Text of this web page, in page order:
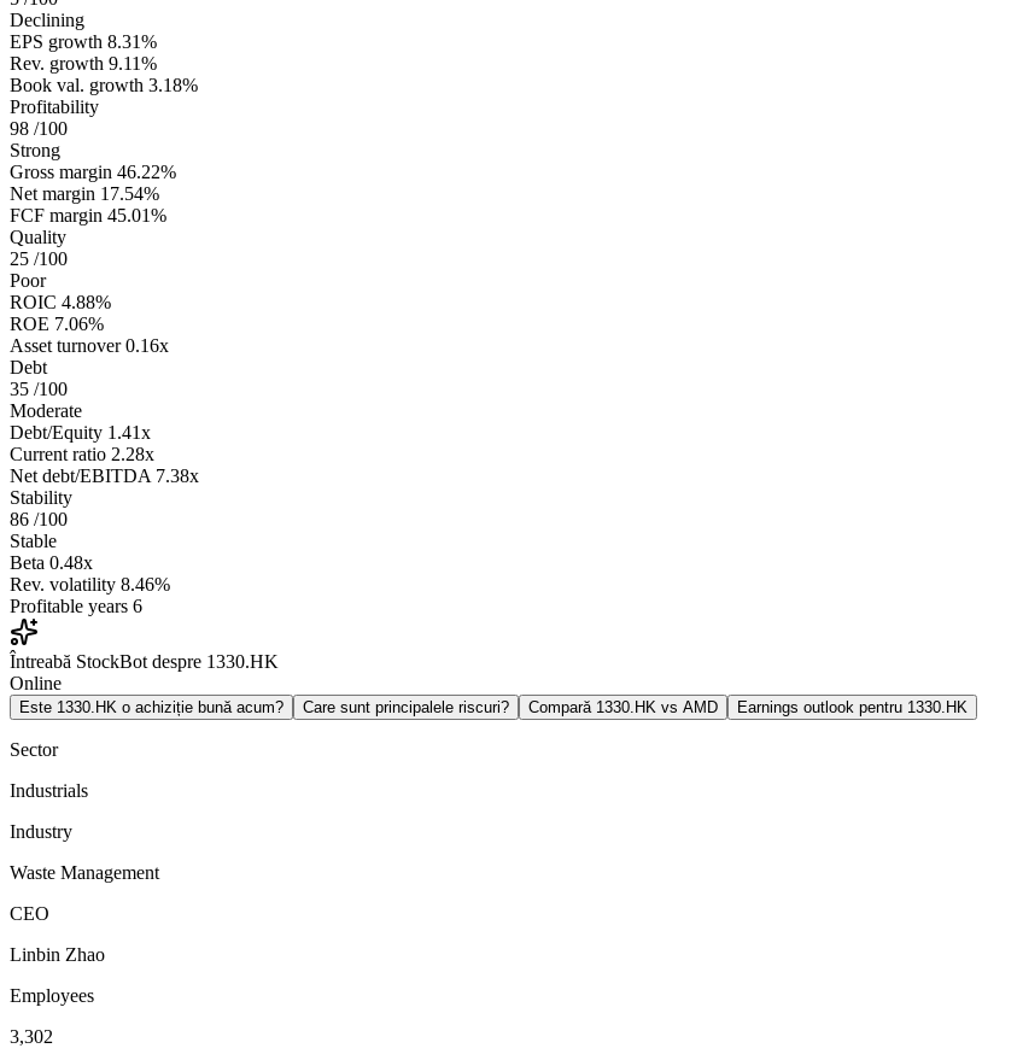
Declining
EPS growth 8.31%
Rev. growth 9.11%
Book val. growth 3.18%
Profitability
98 /100
Strong
Gross margin 46.22%
Net margin 17.54%
FCF margin 45.01%
Quality
25 /100
Poor
ROIC 4.88%
ROE 7.06%
Asset turnover 0.16x
Debt
35 /100
Moderate
Debt/Equity 1.41x
Current ratio 2.28x
Net debt/EBITDA 7.38x
Stability
86 /100
Stable
Beta 0.48x
Rev. volatility 8.46%
Profitable years 6
Întreabă StockBot despre 1330.HK
Online
Este 1330.HK o achiziție bună acum? Care sunt principalele riscuri? Compară 1330.HK vs AMD Earnings outlook pentru 1330.HK
Sector
Industrials
Industry
Waste Management
CEO
Linbin Zhao
Employees
3,302